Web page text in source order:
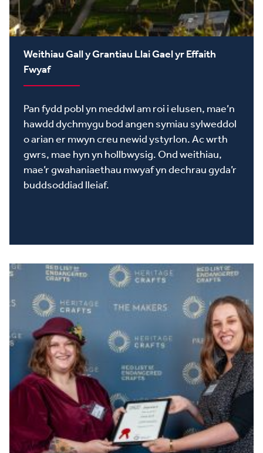
Weithiau Gall y Grantiau Llai Gael yr Effaith
Fwyaf
Pan fydd pobl yn meddwl am roi i elusen, mae’n
hawdd dychmygu bod angen symiau sylweddol
o arian er mwyn creu newid ystyrlon. Ac wrth
gwrs, mae hyn yn hollbwysig. Ond weithiau,
mae’r gwahaniaethau mwyaf yn dechrau gyda’r
buddsoddiad lleiaf.